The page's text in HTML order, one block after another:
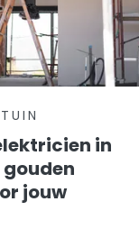
in
gouden
jouw